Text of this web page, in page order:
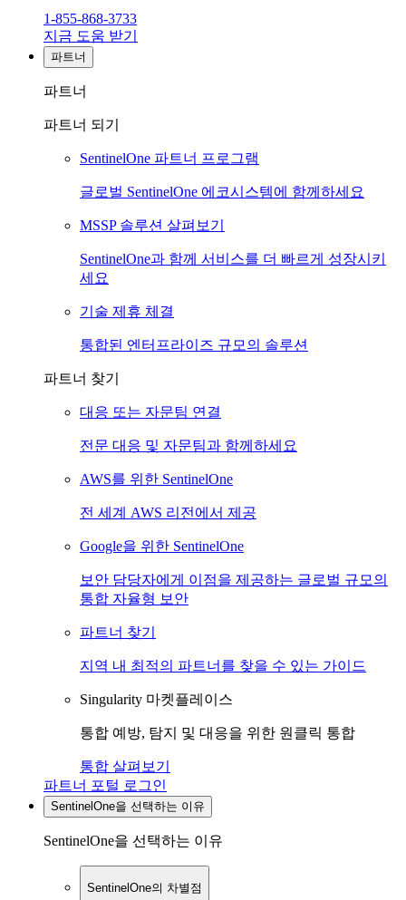
1-855-868-3733
지금 도움 받기
파트너
파트너
파트너 되기
SentinelOne 파트너 프로그램
글로벌 SentinelOne 에코시스템에 함께하세요
MSSP 솔루션 살펴보기
SentinelOne과 함께 서비스를 더 빠르게 성장시키
세요
기술 제휴 체결
통합된 엔터프라이즈 규모의 솔루션
파트너 찾기
대응 또는 자문팀 연결
전문 대응 및 자문팀과 함께하세요
AWS를 위한 SentinelOne
전 세계 AWS 리전에서 제공
Google을 위한 SentinelOne
보안 담당자에게 이점을 제공하는 글로벌 규모의
통합 자율형 보안
파트너 찾기
지역 내 최적의 파트너를 찾을 수 있는 가이드
Singularity 마켓플레이스
통합 예방, 탐지 및 대응을 위한 원클릭 통합
통합 살펴보기
파트너 포털 로그인
SentinelOne을 선택하는 이유
SentinelOne을 선택하는 이유
SentinelOne의 차별점